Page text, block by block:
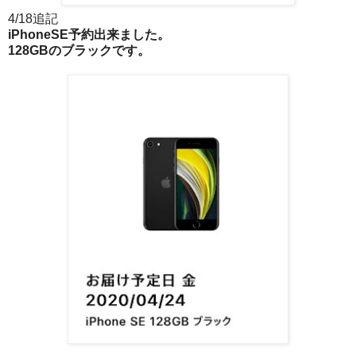
4/18追記
iPhoneSE予約出来ました。
128GBのブラックです。